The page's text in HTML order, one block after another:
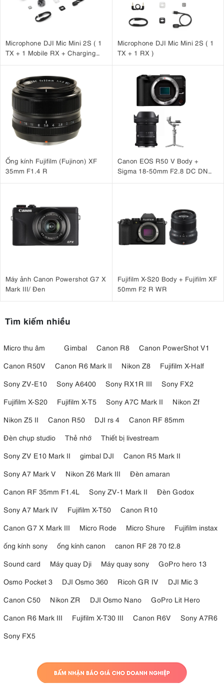
Microphone DJI Mic Mini 2S ( 1
TX + 1 Mobile RX + Charging
Microphone DJI Mic Mini 2S ( 1
TX + 1 RX )
Ống kính Fujifilm (Fujinon) XF
35mm F1.4 R
Canon EOS R50 V Body +
Sigma 18-50mm F2.8 DC DN
Máy ảnh Canon Powershot G7 X
Mark III/ Đen
Fujifilm X-S20 Body + Fujifilm XF
50mm F2 R WR
Tìm kiếm nhiều
Micro thu âm Gimbal Canon R8
Canon PowerShot V1
Canon R50V
Canon R6 Mark II Nikon Z8
Fujifilm X-Half
Sony ZV-E10
Sony A6400 Sony RX1R III
Sony FX2
Fujifilm X-S20
Fujifilm X-T5 Sony A7C Mark II
Nikon Zf
Nikon Z5 II
Canon R50 DJI rs 4
Canon RF 85mm
Đèn chụp studio
Thẻ nhớ
Thiết bị livestream
Sony ZV E10 Mark II
gimbal DJI
Canon R5 Mark II
Sony A7 Mark V
Nikon Z6 Mark III
Đèn amaran
Canon RF 35mm F1.4L
Sony ZV-1 Mark II
Đèn Godox
Sony A7 Mark IV
Fujifilm X-T50
Canon R10
Canon G7 X Mark III
Micro Rode Micro Shure
Fujifilm instax
ống kính sony
ống kính canon
canon RF 28 70 f2.8
Sound card
Máy quay Dji Máy quay sony
GoPro hero 13
Osmo Pocket 3
DJI Osmo 360 Ricoh GR IV
DJI Mic 3
Canon C50
Nikon ZR DJI Osmo Nano
GoPro Lit Hero
Canon R6 Mark III
Fujifilm X-T30 III Canon R6V
Sony A7R6
Sony FX5